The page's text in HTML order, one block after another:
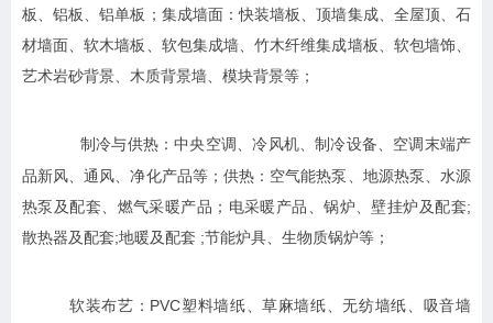
板、铝板、铝单板；集成墙面：快装墙板、顶墙集成、全屋顶、石
材墙面、软木墙板、软包集成墙、竹木纤维集成墙板、软包墙饰、
艺术岩砂背景、木质背景墙、模块背景等；
制冷与供热：中央空调、冷风机、制冷设备、空调末端产
品新风、通风、净化产品等；供热：空气能热泵、地源热泵、水源
热泵及配套、燃气采暖产品；电采暖产品、锅炉、壁挂炉及配套;
散热器及配套;地暖及配套 ;节能炉具、生物质锅炉等；
软装布艺： PVC塑料墙纸、草麻墙纸、无纺墙纸、吸音墙